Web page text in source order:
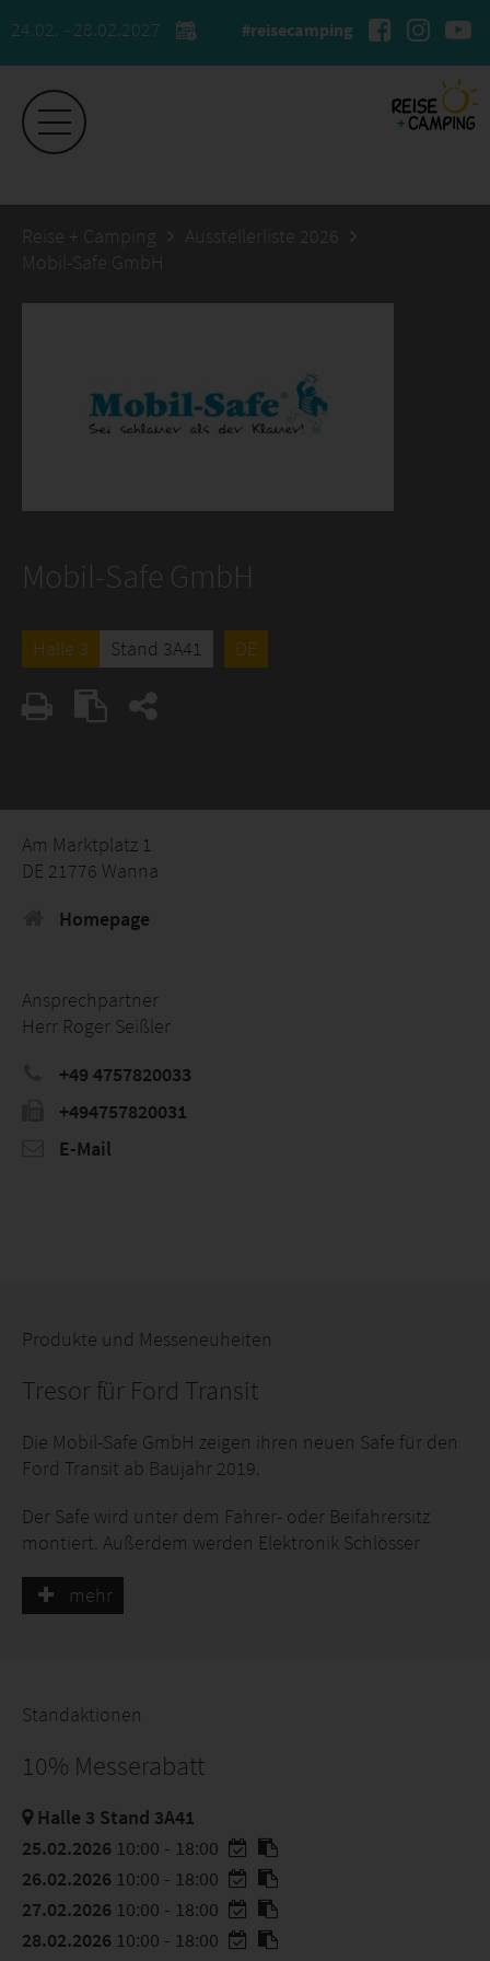
24.02. - 28.02.2027 #reisecamping
Reise + Camping
Ausstellerliste 2026
Mobil-Safe GmbH
Mobil-Safe GmbH
Halle 3 Stand 3A41 DE
Am Marktplatz 1
DE 21776 Wanna
Homepage
Ansprechpartner
Herr Roger Seißler
+49 4757820033
+494757820031
E-Mail
Produkte und Messeneuheiten
Tresor für Ford Transit
Die Mobil-Safe GmbH zeigen ihren neuen Safe für den
Ford Transit ab Baujahr 2019.
Der Safe wird unter dem Fahrer- oder Beifahrersitz
montiert. Außerdem werden Elektronik Schlösser
werden können.
mehr
Standaktionen
10% Messerabatt
Halle 3 Stand 3A41
25.02.2026 10:00 - 18:00
26.02.2026 10:00 - 18:00
27.02.2026 10:00 - 18:00
28.02.2026 10:00 - 18:00